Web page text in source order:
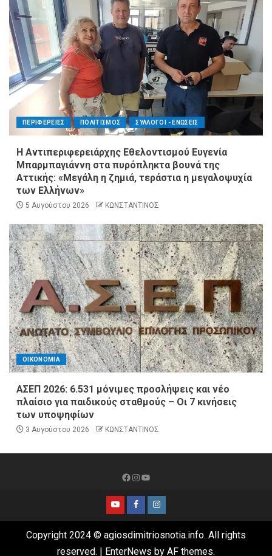
ΠΕΡΙΦΕΡΕΙΕΣ ΠΟΛΙΤΙΣΜΟΣ ΣΥΛΛΟΓΟΙ - ΕΝΩΣΕΙΣ
Η Αντιπεριφερειάρχης Εθελοντισμού Ευγενία
Μπαρμπαγιάννη στα πυρόπληκτα βουνά της
Αττικής: «Μεγάλη η ζημιά, τεράστια η μεγαλοψυχία
των Ελλήνων»
5 Αυγούστου 2026 ΚΩΝΣΤΑΝΤΙΝΟΣ
ΟΙΚΟΝΟΜΙΑ
ΑΣΕΠ 2026: 6.531 μόνιμες προσλήψεις και νέο
πλαίσιο για παιδικούς σταθμούς – Οι 7 κινήσεις
των υποψηφίων
3 Αυγούστου 2026 ΚΩΝΣΤΑΝΤΙΝΟΣ
Copyright 2024 © agiosdimitriosnotia.info. All rights
reserved. | EnterNews by AF themes.